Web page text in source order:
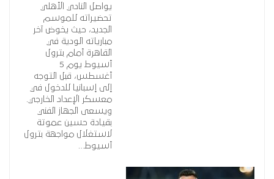
يواصل النادي الأهلي
تحضيراته للموسم
الجديد، حيث يخوض آخر
مبارياته الودية في
القاهرة أمام بترول
أسيوط يوم 5
أغسطس، قبل التوجه
إلى إسبانيا للدخول في
معسكر الإعداد الخارجي.
ويسعى الجهاز الفني
بقيادة حسين عموتة
لاستغلال مواجهة بترول
أسيوط…